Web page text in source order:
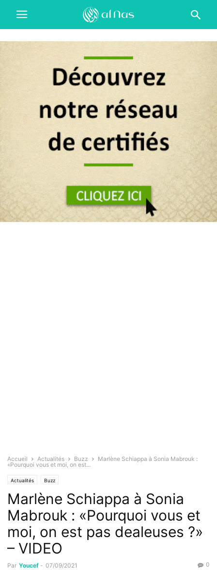
Accueil Actualités Buzz
Marlène Schiappa à Sonia Mabrouk :
«Pourquoi vous et moi, on est...
Actualités Buzz
Marlène Schiappa à Sonia
Mabrouk : «Pourquoi vous et
moi, on est pas dealeuses ?»
– VIDEO
Par Youcef - 07/09/2021 0